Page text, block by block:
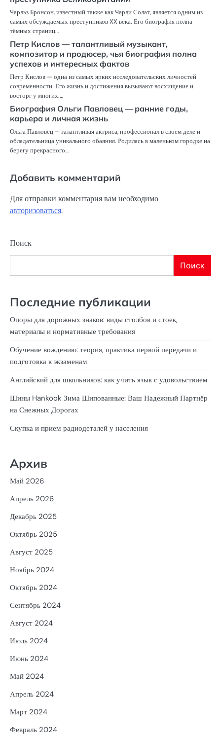
Чарльз Бронсон, известный также как Чарли Солат, является одним из
самых обсуждаемых преступников XX века. Его биография полна
тёмных страниц…
Петр Кислов — талантливый музыкант,
композитор и продюсер, чья биография полна
успехов и интересных фактов
Петр Кислов — одна из самых ярких исследовательских личностей
современности. Его жизнь и достижения вызывают восхищение и
восторг у многих.…
Биография Ольги Павловец — ранние годы,
карьера и личная жизнь
Ольга Павловец – талантливая актриса, профессионал в своем деле и
обладательница уникального обаяния. Родилась в маленьком городке на
берегу прекрасного…
Добавить комментарий
Для отправки комментария вам необходимо
авторизоваться.
Поиск
Поиск
Последние публикации
Опоры для дорожных знаков: виды столбов и стоек,
материалы и нормативные требования
Обучение вождению: теория, практика первой передачи и
подготовка к экзаменам
Английский для школьников: как учить язык с удовольствием
Шины Hankook Зима Шипованные: Ваш Надежный Партнёр
на Снежных Дорогах
Скупка и прием радиодеталей у населения
Архив
Май 2026
Апрель 2026
Декабрь 2025
Октябрь 2025
Август 2025
Ноябрь 2024
Октябрь 2024
Сентябрь 2024
Август 2024
Июль 2024
Июнь 2024
Май 2024
Апрель 2024
Март 2024
Февраль 2024